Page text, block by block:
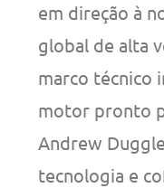
em direção à
global de alta
marco técnico
motor pronto
Andrew
tecnologia e